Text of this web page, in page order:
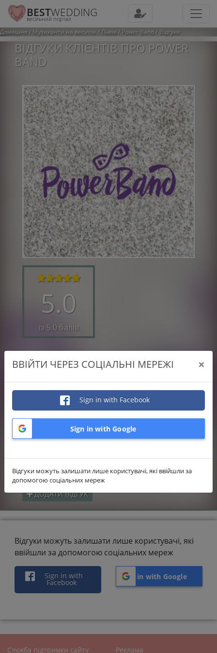
BESTWEDDING
весільний портал
Домашня Музиканти на весілля Львів Power Band Відгуки
ВІДГУКИ КЛІЄНТІВ ПРО POWER
BAND
5.0
із 5.0 балів
Якість виконаної роботи
5.0
Професіоналізм 5.0
5.0
Гнучкість виконання робіт 5.0
ДОДАТИ ВІДГУК
Відгуки можуть залишати лише користувачі, які
ввійшли за допомогою соціальних мереж
Sign in with
Facebook
Sign in with Google
ВВІЙТИ ЧЕРЕЗ СОЦІАЛЬНІ МЕРЕЖІ ×
Sign in with Facebook
Sign in with Google
Відгуки можуть залишати лише користувачі, які ввійшли за
допомогою соціальних мереж
Служба підтримки сайту Реклама